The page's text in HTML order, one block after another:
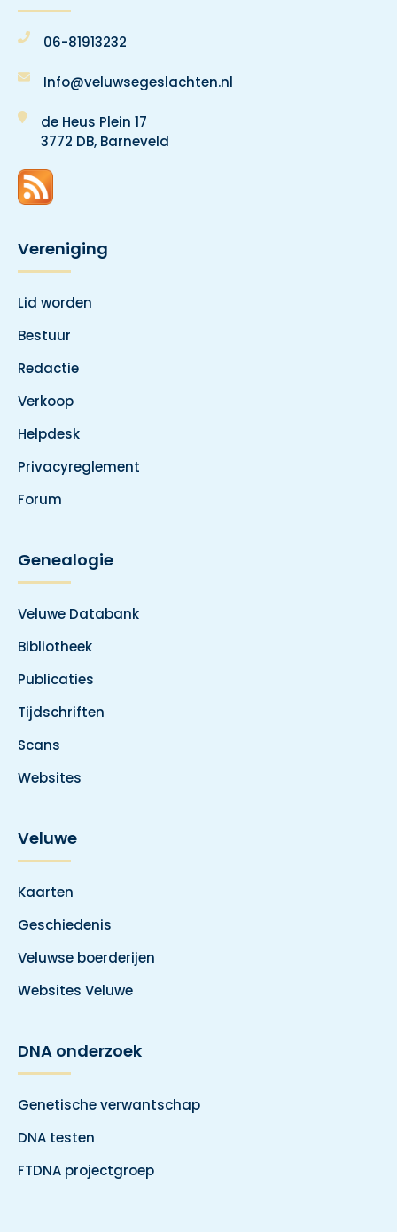
06-81913232
Info@veluwsegeslachten.nl
de Heus Plein 17
3772 DB, Barneveld
Vereniging
Lid worden
Bestuur
Redactie
Verkoop
Helpdesk
Privacyreglement
Forum
Genealogie
Veluwe Databank
Bibliotheek
Publicaties
Tijdschriften
Scans
Websites
Veluwe
Kaarten
Geschiedenis
Veluwse boerderijen
Websites Veluwe
DNA onderzoek
Genetische verwantschap
DNA testen
FTDNA projectgroep